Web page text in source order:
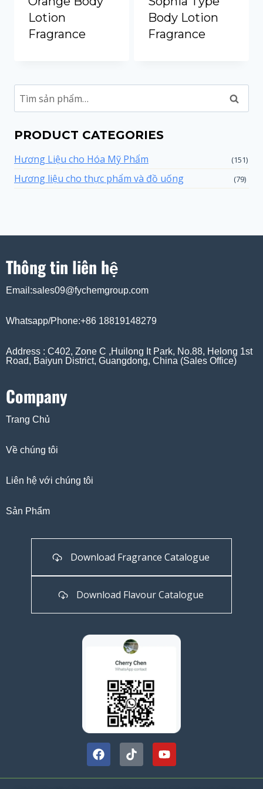
Lotion
Fragrance
Body Lotion
Fragrance
Tìm
kiếm
PRODUCT CATEGORIES
Hương Liệu cho Hóa Mỹ Phẩm (151)
Hương liệu cho thực phẩm và đồ uống (79)
Thông tin liên hệ
Email:sales09@fychemgroup.com
Whatsapp/Phone:+86 18819148279
Address : C402, Zone C ,Huilong It Park, No.88, Helong 1st
Road, Baiyun District, Guangdong, China (Sales Office)
Company
Trang Chủ
Về chúng tôi
Liên hệ với chúng tôi
Sản Phẩm
Download Fragrance Catalogue
Download Flavour Catalogue
Portuguese
Spanish (Colombia)